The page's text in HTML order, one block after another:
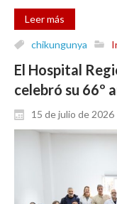
Leer más
chikungunya
El Hospital
celebró su 66º
15 de julio de 2026